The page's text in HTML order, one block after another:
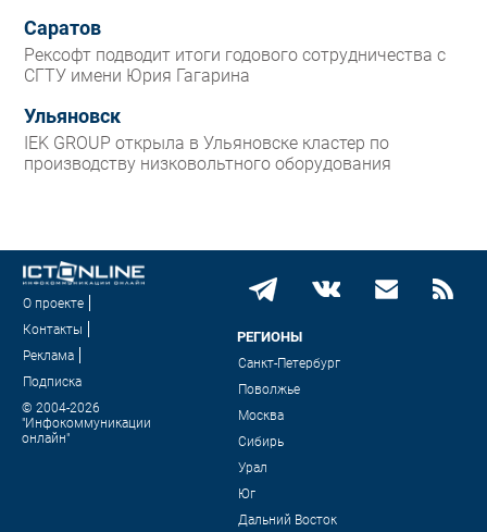
Саратов
Рексофт подводит итоги годового сотрудничества с
СГТУ имени Юрия Гагарина
Ульяновск
IEK GROUP открыла в Ульяновске кластер по
производству низковольтного оборудования
О проекте
Контакты
Реклама
Подписка
© 2004-2026
"Инфокоммуникации
онлайн"
РЕГИОНЫ
Санкт-Петербург
Поволжье
Москва
Сибирь
Урал
Юг
Дальний Восток